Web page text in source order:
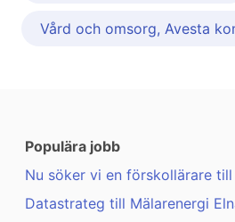
Vård och omsorg, Avesta
Populära jobb
Nu söker vi en förskollärare till
Datastrateg till Mälarenergi